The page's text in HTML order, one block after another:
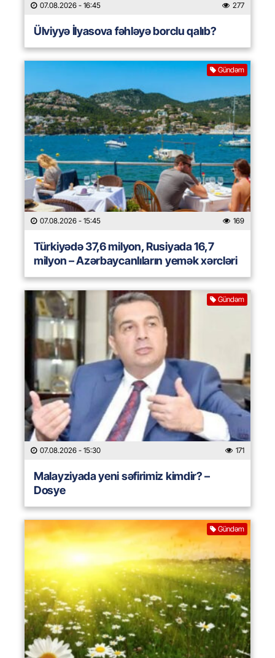
07.08.2026 - 16:45 277
Ülviyyə İlyasova fəhləyə borclu qalıb?
Gündəm
07.08.2026 - 15:45 169
Türkiyədə 37,6 milyon, Rusiyada 16,7
milyon – Azərbaycanlıların yemək xərcləri
Gündəm
07.08.2026 - 15:30 171
Malayziyada yeni səfirimiz kimdir? –
Dosye
Gündəm